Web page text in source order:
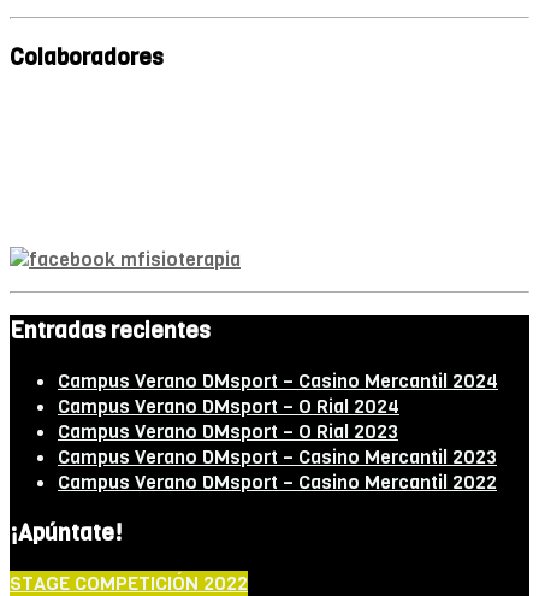
Colaboradores
Entradas recientes
Campus Verano DMsport – Casino Mercantil 2024
Campus Verano DMsport – O Rial 2024
Campus Verano DMsport – O Rial 2023
Campus Verano DMsport – Casino Mercantil 2023
Campus Verano DMsport – Casino Mercantil 2022
¡Apúntate!
STAGE COMPETICIÓN 2022